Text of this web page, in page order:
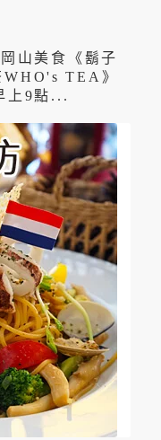
山美食《鬍子
TEA》
上9點...